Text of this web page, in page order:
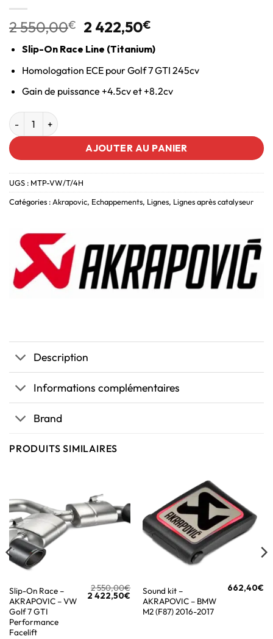
2 550,00€ 2 422,50€
Slip-On Race Line (Titanium)
Homologation ECE pour Golf 7 GTI 245cv
Gain de puissance +4.5cv et +8.2cv
AJOUTER AU PANIER
UGS : MTP-VW/T/4H
Catégories : Akrapovic, Echappements, Lignes, Lignes après catalyseur
Description
Informations complémentaires
Brand
PRODUITS SIMILAIRES
Slip-On Race –
AKRAPOVIC – VW
Golf 7 GTI
Performance
Facelift
2 550,00€
2 422,50€
Sound kit –
AKRAPOVIC – BMW
M2 (F87) 2016-2017
662,40€